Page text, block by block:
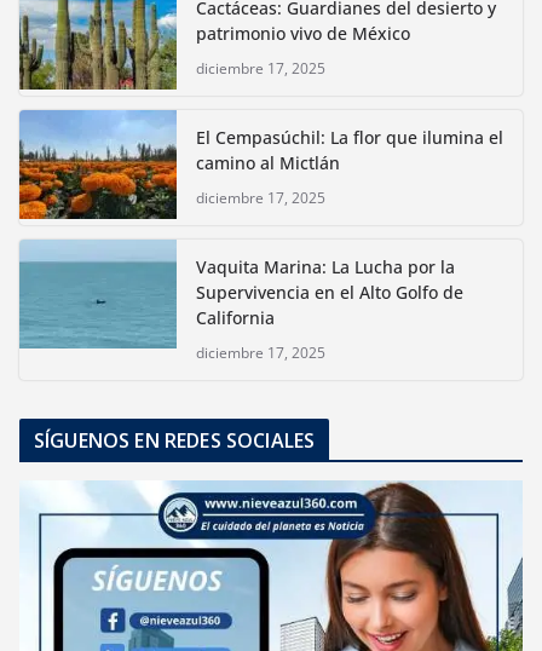
Cactáceas: Guardianes del desierto y
patrimonio vivo de México
diciembre 17, 2025
El Cempasúchil: La flor que ilumina el
camino al Mictlán
diciembre 17, 2025
Vaquita Marina: La Lucha por la
Supervivencia en el Alto Golfo de
California
diciembre 17, 2025
SÍGUENOS EN REDES SOCIALES